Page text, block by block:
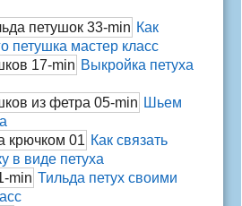
Как
петушка мастер класс
Выкройка петуха
Шьем
Как связать
в виде петуха
Тильда петух своими